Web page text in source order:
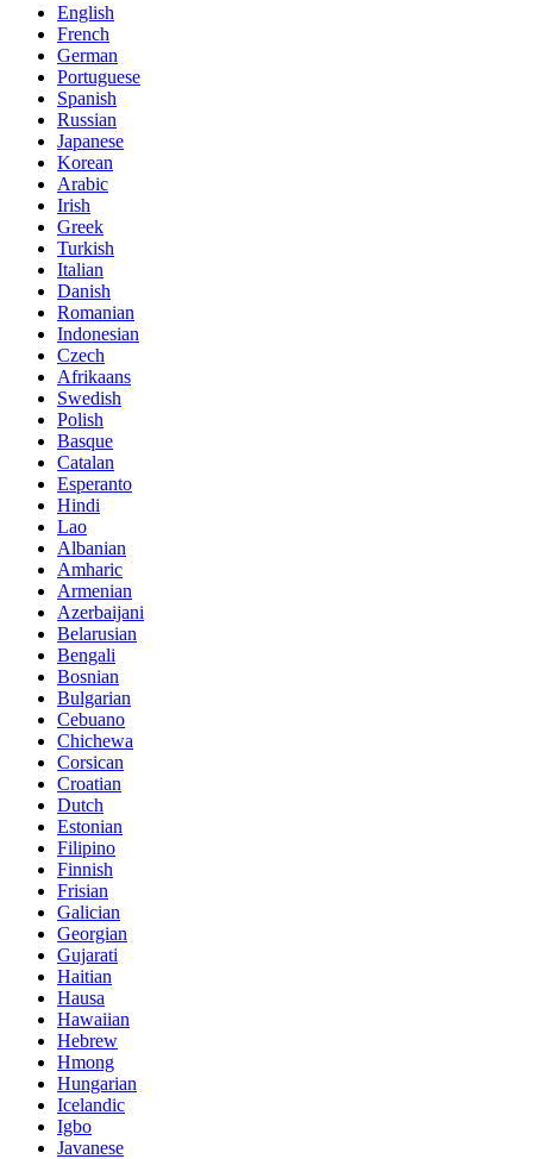
English
French
German
Portuguese
Spanish
Russian
Japanese
Korean
Arabic
Irish
Greek
Turkish
Italian
Danish
Romanian
Indonesian
Czech
Afrikaans
Swedish
Polish
Basque
Catalan
Esperanto
Hindi
Lao
Albanian
Amharic
Armenian
Azerbaijani
Belarusian
Bengali
Bosnian
Bulgarian
Cebuano
Chichewa
Corsican
Croatian
Dutch
Estonian
Filipino
Finnish
Frisian
Galician
Georgian
Gujarati
Haitian
Hausa
Hawaiian
Hebrew
Hmong
Hungarian
Icelandic
Igbo
Javanese